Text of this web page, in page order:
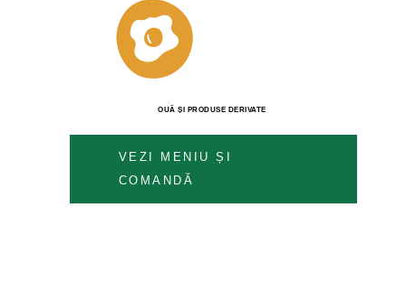
OUĂ ȘI PRODUSE DERIVATE
VEZI MENIU ȘI
COMANDĂ